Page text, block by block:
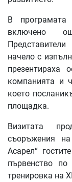
В програмата
включено
начело с
презентираха
компанията и
което
площадка.
Визитата
съоръжения
Асарел“
първенство
тренировка на